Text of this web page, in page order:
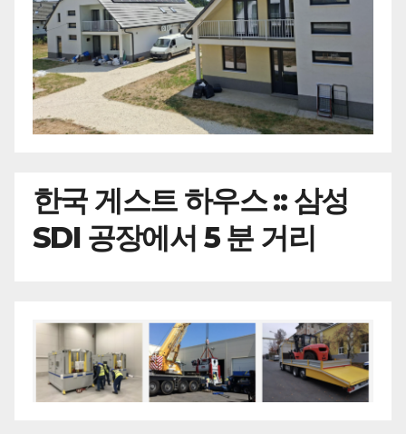
한국 게스트 하우스 :: 삼성
SDI 공장에서 5 분 거리